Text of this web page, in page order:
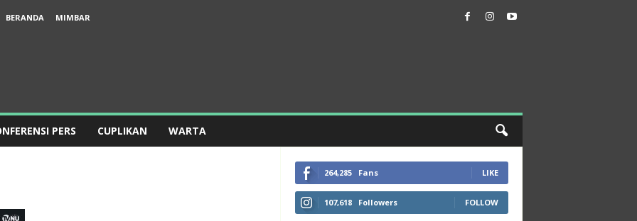
BERANDA
MIMBAR
PERS CUPLIKAN WARTA
264,285 Fans LIKE
107,618 Followers FOLLOW